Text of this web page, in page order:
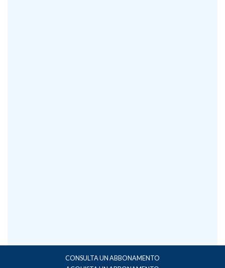
CONSULTA UN ABBONAMENTO